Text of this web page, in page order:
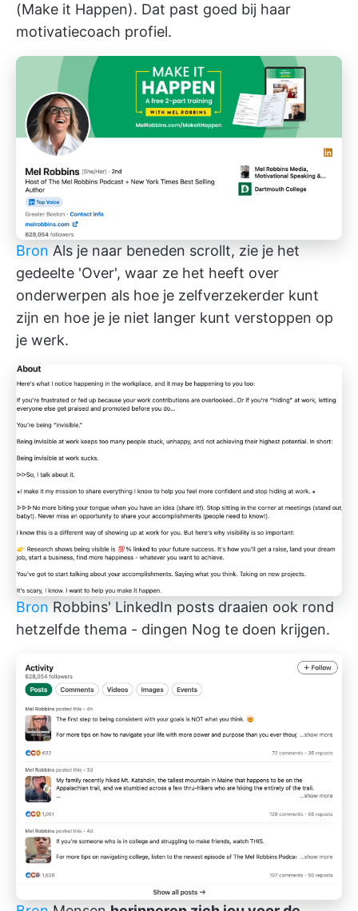
(Make it Happen). Dat past goed bij haar
motivatiecoach profiel.
Bron Als je naar beneden scrollt, zie je het
gedeelte 'Over', waar ze het heeft over
onderwerpen als hoe je zelfverzekerder kunt
zijn en hoe je je niet langer kunt verstoppen op
je werk.
Bron Robbins' LinkedIn posts draaien ook rond
hetzelfde thema - dingen Nog te doen krijgen.